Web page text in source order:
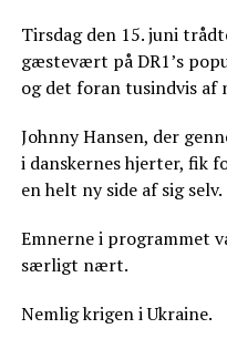
Tirsdag den 15. juni
gæstevært på DR1’s
og det foran tusindvis af
Johnny Hansen, der
i danskernes hjerter, fik
en helt ny side af sig selv.
Emnerne i programmet
særligt nært.
Nemlig krigen i Ukraine.